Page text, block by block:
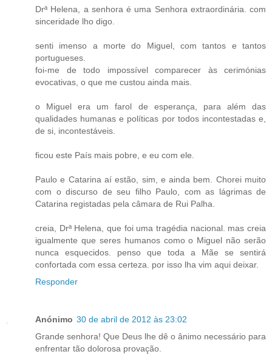
Drª Helena, a senhora é uma Senhora extraordinária. com
sinceridade lho digo.
senti imenso a morte do Miguel, com tantos e tantos
portugueses.
foi-me de todo impossível comparecer às cerimónias
evocativas, o que me custou ainda mais.
o Miguel era um farol de esperança, para além das
qualidades humanas e políticas por todos incontestadas e,
de si, incontestáveis.
ficou este País mais pobre, e eu com ele.
Paulo e Catarina aí estão, sim, e ainda bem. Chorei muito
com o discurso de seu filho Paulo, com as lágrimas de
Catarina registadas pela câmara de Rui Palha.
creia, Drª Helena, que foi uma tragédia nacional. mas creia
igualmente que seres humanos como o Miguel não serão
nunca esquecidos. penso que toda a Mãe se sentirá
confortada com essa certeza. por isso lha vim aqui deixar.
Responder
Anónimo 30 de abril de 2012 às 23:02
Grande senhora! Que Deus lhe dê o ânimo necessário para
enfrentar tão dolorosa provação.